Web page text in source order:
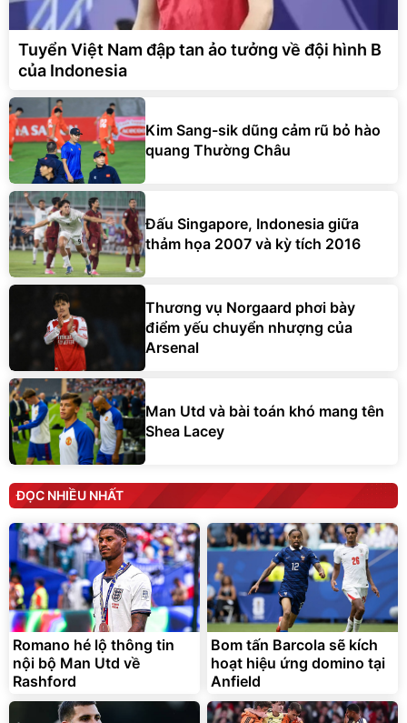
Tuyển Việt Nam đập tan ảo tưởng về đội hình B
của Indonesia
Kim Sang-sik dũng cảm rũ bỏ hào
quang Thường Châu
Đấu Singapore, Indonesia giữa
thảm họa 2007 và kỳ tích 2016
Thương vụ Norgaard phơi bày
điểm yếu chuyển nhượng của
Arsenal
Man Utd và bài toán khó mang tên
Shea Lacey
ĐỌC NHIỀU NHẤT
Romano hé lộ thông tin
nội bộ Man Utd về
Rashford
Bom tấn Barcola sẽ kích
hoạt hiệu ứng domino tại
Anfield